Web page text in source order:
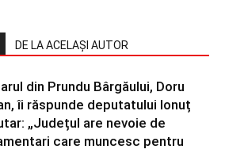
DE LA ACELAȘI AUTOR
din Prundu Bârgăului, Doru
îi răspunde deputatului Ionuț
„Județul are nevoie de
care muncesc pentru